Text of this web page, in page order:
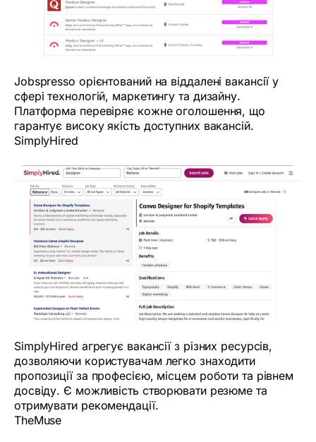
Jobspresso орієнтований на віддалені вакансії у
сфері технологій, маркетингу та дизайну.
Платформа перевіряє кожне оголошення, що
гарантує високу якість доступних вакансій.
SimplyHired
SimplyHired агрегує вакансії з різних ресурсів,
дозволяючи користувачам легко знаходити
пропозиції за професією, місцем роботи та рівнем
досвіду. Є можливість створювати резюме та
отримувати рекомендації.
TheMuse